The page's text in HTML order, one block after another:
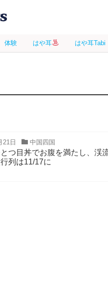
体験 はや耳 はや耳Tabi
21日 中国四国
とつ目丼でお腹を満たし、
列は11/17に